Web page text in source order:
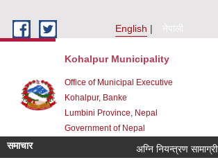
English
नेपाली
Kohalpur Municipality
Office of Municipal Executive
Kohalpur, Banke
Lumbini Province, Nepal
Government of Nepal
समाचार